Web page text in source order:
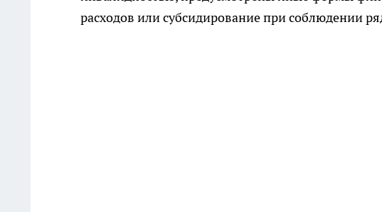
расходов или субсидирование при соблюдении